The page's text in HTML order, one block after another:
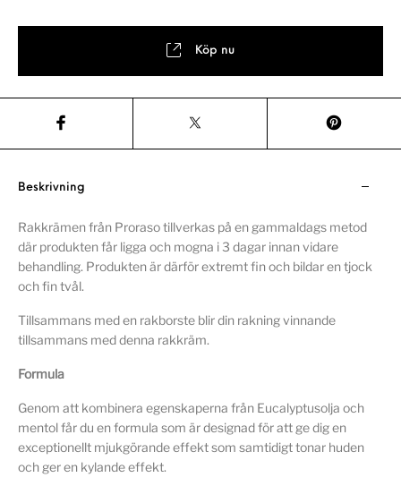
Köp nu
Beskrivning
Rakkrämen från Proraso tillverkas på en gammaldags metod
där produkten får ligga och mogna i 3 dagar innan vidare
behandling. Produkten är därför extremt fin och bildar en tjock
och fin tvål.
Tillsammans med en rakborste blir din rakning vinnande
tillsammans med denna rakkräm.
Formula
Genom att kombinera egenskaperna från Eucalyptusolja och
mentol får du en formula som är designad för att ge dig en
exceptionellt mjukgörande effekt som samtidigt tonar huden
och ger en kylande effekt.